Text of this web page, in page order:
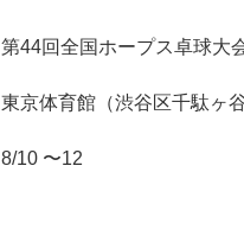
第44回全国ホープス卓球大
東京体育館（渋谷区千駄ヶ
8/10 〜12